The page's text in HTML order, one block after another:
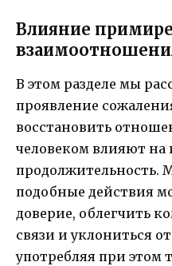
Влияние
В этом разделе мы
проявление
восстановить
человеком влияют на
продолжительность.
подобные действия
доверие, облегчить
связи и уклониться
употребляя при